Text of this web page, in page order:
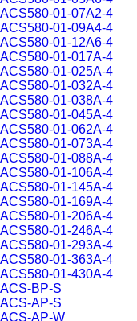
ACS580-01-07A2-4
ACS580-01-09A4-4
ACS580-01-12A6-4
ACS580-01-017A-4
ACS580-01-025A-4
ACS580-01-032A-4
ACS580-01-038A-4
ACS580-01-045A-4
ACS580-01-062A-4
ACS580-01-073A-4
ACS580-01-088A-4
ACS580-01-106A-4
ACS580-01-145A-4
ACS580-01-169A-4
ACS580-01-206A-4
ACS580-01-246A-4
ACS580-01-293A-4
ACS580-01-363A-4
ACS580-01-430A-4
ACS-BP-S
ACS-AP-S
ACS-AP-W